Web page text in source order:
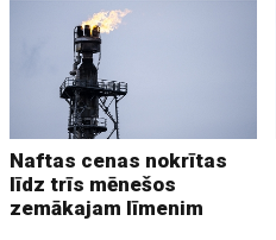
Naftas cenas nokrītas
līdz trīs mēnešos
zemākajam līmenim